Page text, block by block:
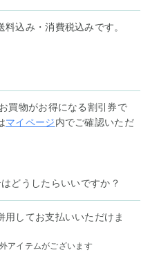
込み・消費税込みです。
買物がお得になる割引券で
マイページ内でご確認いただ
どうしたらいいですか？
用してお支払いいただけま
アイテムがございます